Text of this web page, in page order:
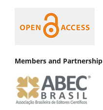
Members and Partnership